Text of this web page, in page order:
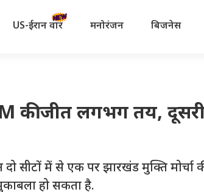
US-ईरान वॉर मनोरंजन बिजनेस
की जीत लगभग तय,
सीटों में से एक पर झारखंड मुक्ति मोर्चा
हो सकता है.